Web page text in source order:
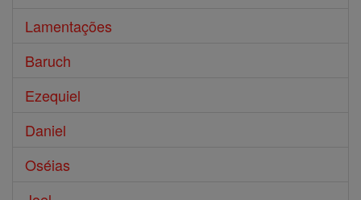
Lamentações
Baruch
Ezequiel
Daniel
Oséias